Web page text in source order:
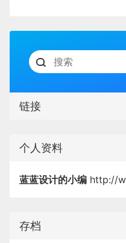
链接
个人资料
蓝蓝设计的小编 http://
存档